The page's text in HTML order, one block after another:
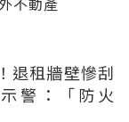
退租牆壁慘刮
警：「防火